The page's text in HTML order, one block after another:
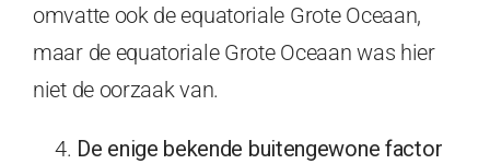
omvatte ook de equatoriale Grote Oceaan,
maar de equatoriale Grote Oceaan was hier
niet de oorzaak van.
De enige bekende buitengewone factor